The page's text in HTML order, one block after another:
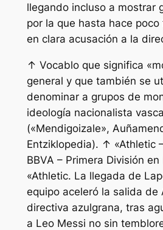
llegando incluso a mostrar
por la que hasta hace
en clara acusación a la
↑ Vocablo que significa
general y que también se
denominar a grupos de
ideología nacionalista vasca
(«Mendigoizale»,
Entziklopedia). ↑ «Athletic
BBVA – Primera División
«Athletic. La llegada de
equipo aceleró la salida de
directiva azulgrana, tras
a Leo Messi no sin